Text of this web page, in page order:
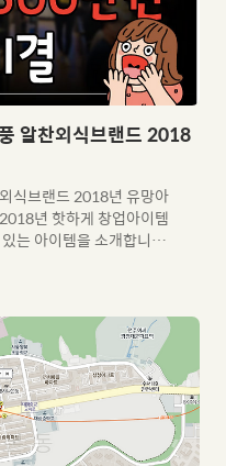
알찬외식브랜드 2018
식브랜드 2018년 유망아
년 핫하게 창업아이템
는 아이템을 소개합니다.
월매출 7,500만원 이상
요~ 매출상승 의 비결을
륜진사갈비로 업종전환
을 유지하고 있는 상태로
2배이상 매출상승을 만든
다. 명륜진사갈비이기에
율!!! 때문이이에요창업에